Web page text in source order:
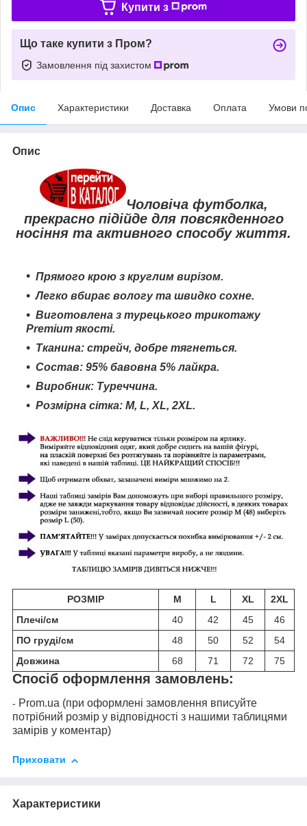
Купити з
Що таке купити з Пром?
Замовлення під захистом
Опис Характеристики Доставка Оплата Умови
Опис
Чоловіча футболка,
прекрасно підійде для повсякденного
носіння та активного способу життя.
Прямого крою з круглим вирізом.
Легко вбирає вологу та швидко сохне.
Виготовлена з турецького трикотажу
Premium якості.
Тканина: стрейч, добре тягнеться.
Состав: 95% бавовна 5% лайкра.
Виробник: Туреччина.
Розмірна сітка: M, L,XL,2XL.
РОЗМІР M L XL
2XL
Плечі/см
40 42 45
46
ПО груді/см
48 50 52
54
Довжина
68 71 72 75
Спосіб оформлення замовлень:
- Prom.ua (при оформлені замовлення вписуйте
потрібний розмір у відповідності з нашими таблицями
замірів у коментар)
Приховати
Характеристики